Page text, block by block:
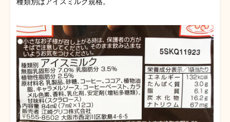
種類別はアイスミルク規格。